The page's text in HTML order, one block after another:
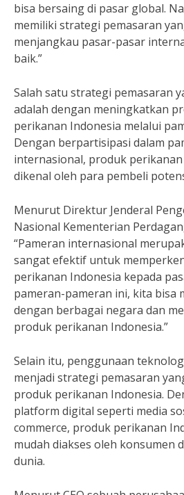
bisa bersaing di pasar global.
memiliki strategi pemasaran
menjangkau pasar-pasar
baik.”
Salah satu strategi pemasaran
adalah dengan meningkatkan
perikanan Indonesia melalui
Dengan berpartisipasi dalam
internasional, produk
dikenal oleh para pembeli
Menurut Direktur Jenderal
Nasional Kementerian
“Pameran internasional
sangat efektif untuk
perikanan Indonesia kepada
pameran-pameran ini, kita bisa
dengan berbagai negara dan
produk perikanan Indonesia.”
Selain itu, penggunaan
menjadi strategi pemasaran
produk perikanan Indonesia.
platform digital seperti media
commerce, produk perikanan
mudah diakses oleh konsumen
dunia.